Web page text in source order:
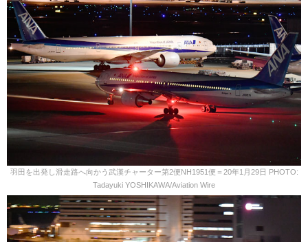
羽田を出発し滑走路へ向かう武漢チャーター第2便NH1951便＝20年1月29日 PHOTO:
Tadayuki YOSHIKAWA/Aviation Wire